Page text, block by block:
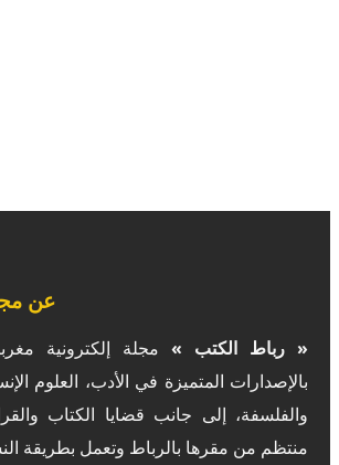
عن
« رباط الكتب » مجلة إلكترونية
بالإصدارات المتميزة في الأدب، العلوم
والفلسفة، إلى جانب قضايا الكتاب
منتظم من مقرها بالرباط وتعمل بطريقة